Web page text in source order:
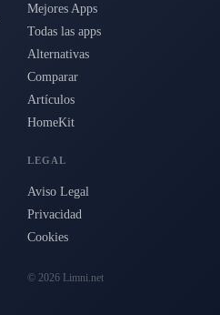
Mejores Apps
Todas las apps
Alternativas
Comparar
Artículos
HomeKit
LEGAL
Aviso Legal
Privacidad
Cookies
© 2026 Limni.net